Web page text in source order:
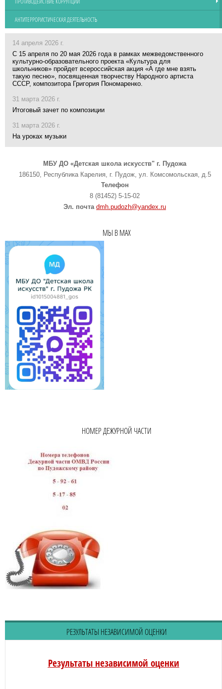
АНТИТЕРРОРИСТИЧЕСКАЯ ДЕЯТЕЛЬНОСТЬ
14 апреля 2026 г.
С 15 апреля по 20 мая 2026 года в рамках межведомственного
культурно-образовательного проекта «Культура для
школьников» пройдет всероссийская акция «А где мне взять
такую песню», посвященная творчеству Народного артиста
СССР, композитора Григория Пономаренко.
31 марта 2026 г.
Итоговый зачет по композиции
31 марта 2026 г.
На уроках музыки
МБУ ДО «Детская школа искусств" г. Пудожа
186150, Республика Карелия, г. Пудож, ул. Комсомольская, д.5
Телефон
8 (81452) 5-15-02
Эл. почта dmh.pudozh@yandex.ru
МЫ В MAX
НОМЕР ДЕЖУРНОЙ ЧАСТИ
РЕЗУЛЬТАТЫ НЕЗАВИСИМОЙ ОЦЕНКИ
Результаты независимой оценки